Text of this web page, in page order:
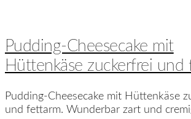
Pudding-Cheesecake mit
Hüttenkäse zuckerfrei und
Pudding-Cheesecake mit Hüttenkäse
und fettarm. Wunderbar zart und